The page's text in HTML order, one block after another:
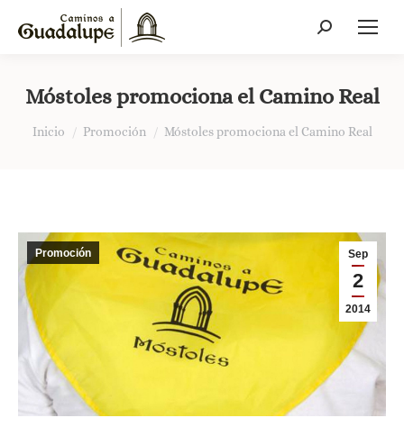
Buscar:
Móstoles promociona el Camino Real
Estás aquí:
Inicio Promoción Móstoles promociona el Camino Real
Sep
2
2014
Promoción